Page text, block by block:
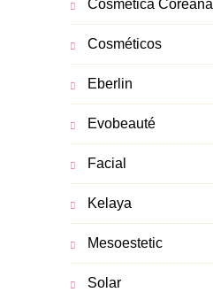
Cosmética Coreana
Cosméticos
Eberlin
Evobeauté
Facial
Kelaya
Mesoestetic
Solar